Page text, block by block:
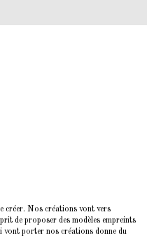
créer. Nos créations vont vers
de proposer des modèles empreints
vont porter nos créations donne du